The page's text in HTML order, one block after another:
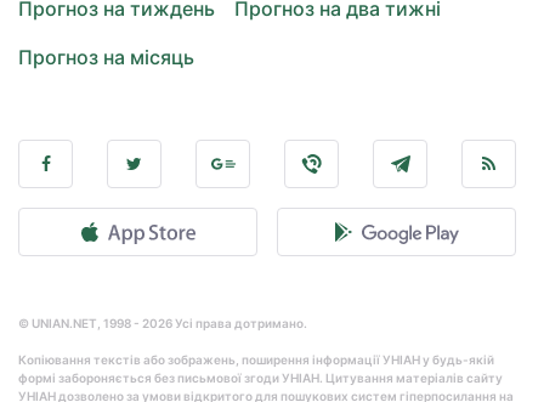
Прогноз на тиждень
Прогноз на два тижні
Прогноз на місяць
© UNIAN.NET, 1998 - 2026 Усі права дотримано.
Копіювання текстів або зображень, поширення інформації УНІАН у будь-якій
формі забороняється без письмової згоди УНІАН. Цитування матеріалів сайту
УНІАН дозволено за умови відкритого для пошукових систем гіперпосилання на